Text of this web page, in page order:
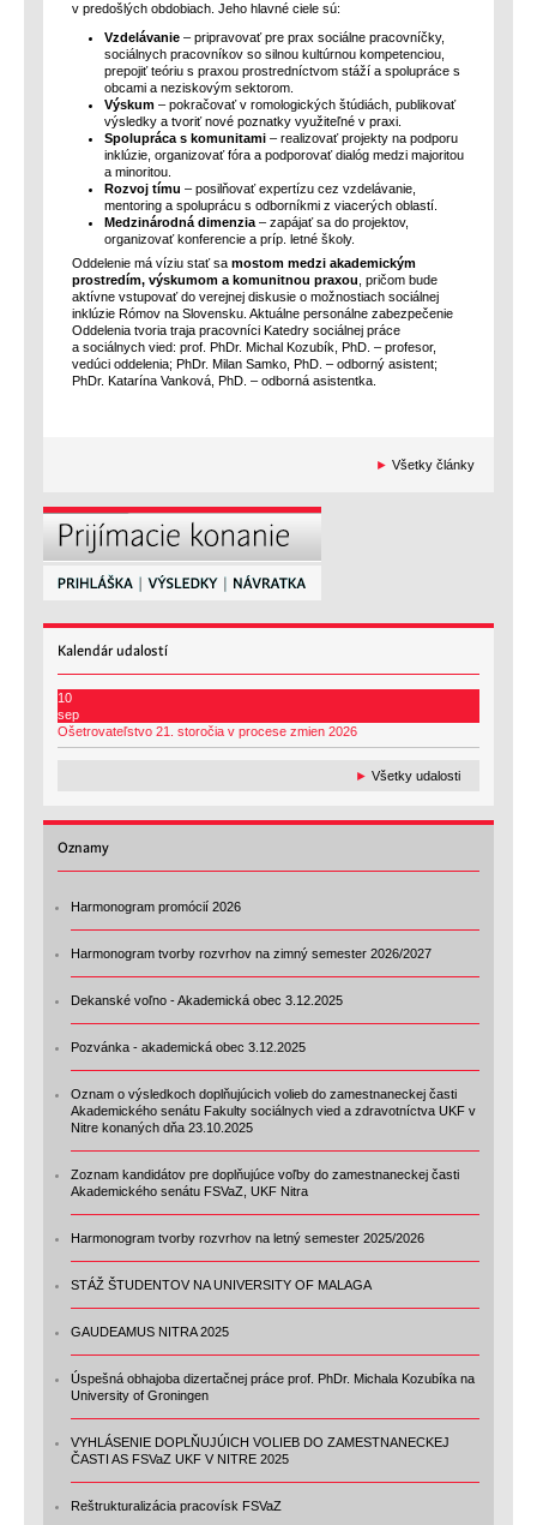
v predošlých obdobiach. Jeho hlavné ciele sú:
Vzdelávanie – pripravovať pre prax sociálne pracovníčky,
sociálnych pracovníkov so silnou kultúrnou kompetenciou,
prepojiť teóriu s praxou prostredníctvom stáží a spolupráce s
obcami a neziskovým sektorom.
Výskum – pokračovať v romologických štúdiách, publikovať
výsledky a tvoriť nové poznatky využiteľné v praxi.
Spolupráca s komunitami – realizovať projekty na podporu
inklúzie, organizovať fóra a podporovať dialóg medzi majoritou
a minoritou.
Rozvoj tímu – posilňovať expertízu cez vzdelávanie,
mentoring a spoluprácu s odborníkmi z viacerých oblastí.
Medzinárodná dimenzia – zapájať sa do projektov,
organizovať konferencie a príp. letné školy.
Oddelenie má víziu stať sa mostom medzi akademickým
prostredím, výskumom a komunitnou praxou , pričom bude
aktívne vstupovať do verejnej diskusie o možnostiach sociálnej
inklúzie Rómov na Slovensku. Aktuálne personálne zabezpečenie
Oddelenia tvoria traja pracovníci Katedry sociálnej práce
a sociálnych vied: prof. PhDr. Michal Kozubík, PhD. – profesor,
vedúci oddelenia; PhDr. Milan Samko, PhD. – odborný asistent;
PhDr. Katarína Vanková, PhD. – odborná asistentka.
► Všetky články
Kalendárudalostí
10
sep
Ošetrovateľstvo 21. storočia v procese zmien 2026
► Všetky udalosti
Oznamy
Harmonogram promócií 2026
Harmonogram tvorby rozvrhov na zimný semester 2026/2027
Dekanské voľno - Akademická obec 3.12.2025
Pozvánka - akademická obec 3.12.2025
Oznam o výsledkoch doplňujúcich volieb do zamestnaneckej časti
Akademického senátu Fakulty sociálnych vied a zdravotníctva UKF v
Nitre konaných dňa 23.10.2025
Zoznam kandidátov pre doplňujúce voľby do zamestnaneckej časti
Akademického senátu FSVaZ, UKF Nitra
Harmonogram tvorby rozvrhov na letný semester 2025/2026
STÁŽ ŠTUDENTOV NA UNIVERSITY OF MALAGA
GAUDEAMUS NITRA 2025
Úspešná obhajoba dizertačnej práce prof. PhDr. Michala Kozubíka na
University of Groningen
VYHLÁSENIE DOPLŇUJÚICH VOLIEB DO ZAMESTNANECKEJ
ČASTI AS FSVaZ UKF V NITRE 2025
Reštrukturalizácia pracovísk FSVaZ